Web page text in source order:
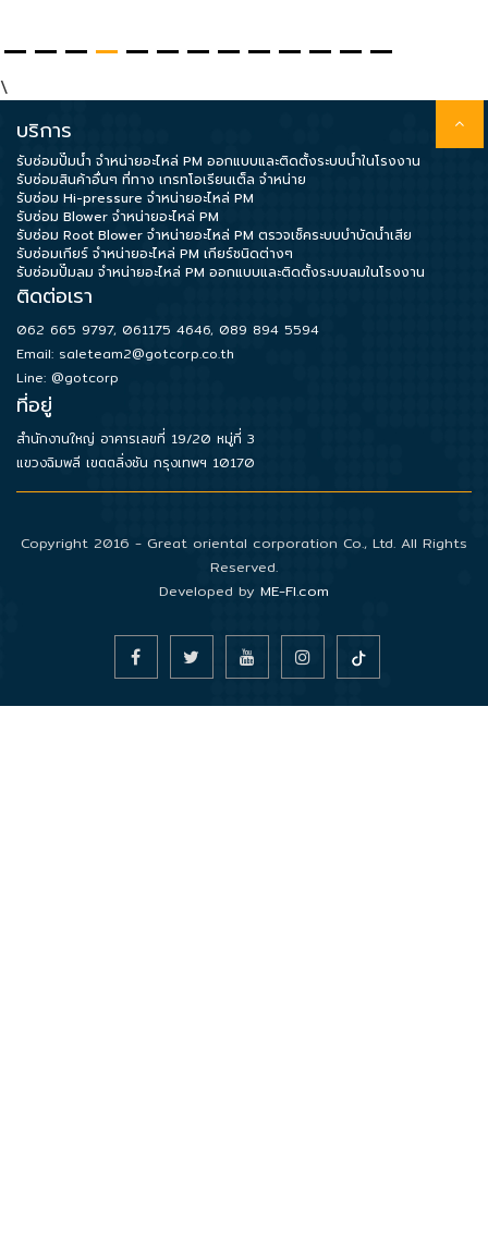
Data
Document
About
Us
Our
Customer
\
บริการ
รับซ่อมปั๊มน้ำ จำหน่ายอะไหล่ PM ออกแบบและติดตั้งระบบน้ำในโรงงาน
รับซ่อมสินค้าอื่นๆ ที่ทาง เกรทโอเรียนเต็ล จำหน่าย
รับซ่อม Hi-pressure จำหน่ายอะไหล่ PM
รับซ่อม Blower จำหน่ายอะไหล่ PM
รับซ่อม Root Blower จำหน่ายอะไหล่ PM ตรวจเช็คระบบบำบัดน้ำเสีย
รับซ่อมเกียร์ จำหน่ายอะไหล่ PM เกียร์ชนิดต่างๆ
รับซ่อมปั๊มลม จำหน่ายอะไหล่ PM ออกแบบและติดตั้งระบบลมในโรงงาน
ติดต่อเรา
062 665 9797, 061175 4646, 089 894 5594
Email: saleteam2@gotcorp.co.th
Line: @gotcorp
ที่อยู่
สำนักงานใหญ่ อาคารเลขที่ 19/20 หมู่ที่ 3
แขวงฉิมพลี เขตตลิ่งชัน กรุงเทพฯ 10170
Copyright 2016 - Great oriental corporation Co., Ltd. All Rights
Reserved.
Developed by ME-FI.com